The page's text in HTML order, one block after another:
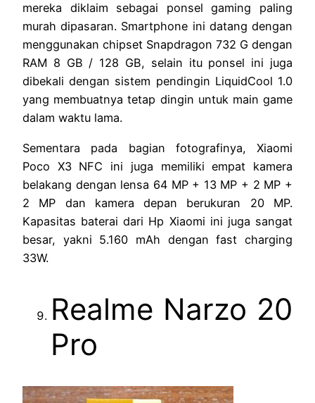
mereka diklaim sebagai ponsel gaming paling
murah dipasaran. Smartphone ini datang dengan
menggunakan chipset Snapdragon 732 G dengan
RAM 8 GB / 128 GB, selain itu ponsel ini juga
dibekali dengan sistem pendingin LiquidCool 1.0
yang membuatnya tetap dingin untuk main game
dalam waktu lama.
Sementara pada bagian fotografinya, Xiaomi
Poco X3 NFC ini juga memiliki empat kamera
belakang dengan lensa 64 MP + 13 MP + 2 MP +
2 MP dan kamera depan berukuran 20 MP.
Kapasitas baterai dari Hp Xiaomi ini juga sangat
besar, yakni 5.160 mAh dengan fast charging
33W.
Realme Narzo 20
Pro